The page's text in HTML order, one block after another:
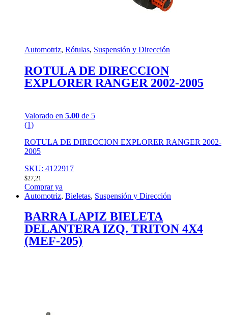
Automotriz, Rótulas, Suspensión y Dirección
ROTULA DE DIRECCION
EXPLORER RANGER 2002-2005
Valorado en 5.00 de 5
(1)
ROTULA DE DIRECCION EXPLORER RANGER 2002-
2005
SKU: 4122917
$27,21
Comprar ya
Automotriz, Bieletas, Suspensión y Dirección
BARRA LAPIZ BIELETA
DELANTERA IZQ. TRITON 4X4
(MEF-205)